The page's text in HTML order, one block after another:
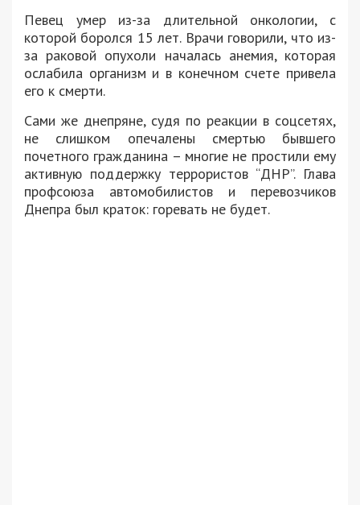
Певец умер из-за длительной онкологии, с
которой боролся 15 лет. Врачи говорили, что из-
за раковой опухоли началась анемия, которая
ослабила организм и в конечном счете привела
его к смерти.
Сами же днепряне, судя по реакции в соцсетях,
не слишком опечалены смертью бывшего
почетного гражданина – многие не простили ему
активную поддержку террористов “ДНР”. Глава
профсоюза автомобилистов и перевозчиков
Днепра был краток: горевать не будет.